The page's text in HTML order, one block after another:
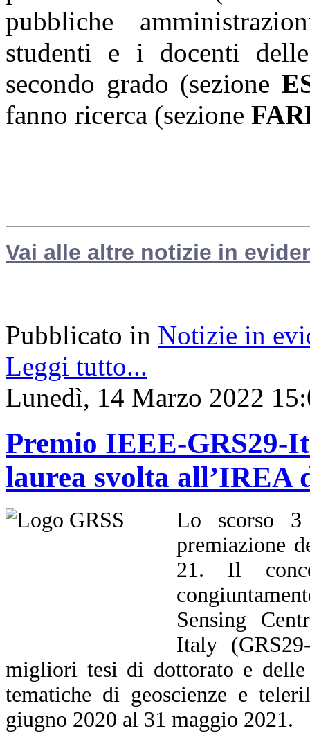
pubbliche
studenti e i docenti
secondo grado (sezione
fanno ricerca (sezione
Vai alle altre notizie in
Pubblicato in Notizie in
Leggi tutto...
Lunedì, 14 Marzo 2022
Premio IEEE-GRS29-
laurea svolta all’IREA
Lo scorso
premiazione
21. Il
Sensing
Italy
migliori tesi di dottorato e
tematiche di geoscienze e
giugno 2020 al 31 maggio 2021.